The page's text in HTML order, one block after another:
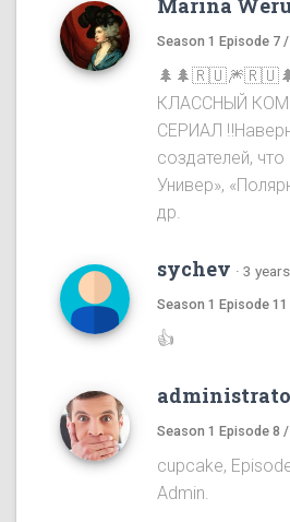
Marina
Season 1 Episode 7
КЛАССНЫЙ
СЕРИАЛ
создателей,
Универ»,
др.
sychev · 3
Season 1 Episode
👍
Season 1 Episode 8
cupcake,
Admin.